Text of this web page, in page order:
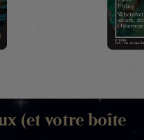
(et votre boîte